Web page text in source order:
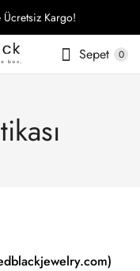
Kargo!
Sepet 0